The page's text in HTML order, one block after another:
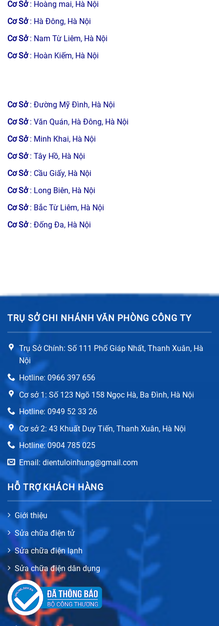
Cơ Sở: Hoàng mai, Hà Nội
Cơ Sở : Hà Đông, Hà Nội
Cơ Sở : Nam Từ Liêm, Hà Nội
Cơ Sở : Hoàn Kiếm, Hà Nội
Cơ Sở : Đường Mỹ Đình, Hà Nội
Cơ Sở : Văn Quán, Hà Đông, Hà Nội
Cơ Sở : Minh Khai, Hà Nội
Cơ Sở : Tây Hồ, Hà Nội
Cơ Sở: Cầu Giấy, Hà Nội
Cơ Sở : Long Biên, Hà Nội
Cơ Sở : Bắc Từ Liêm, Hà Nội
Cơ Sở : Đống Đa, Hà Nội
TRỤ SỞ CHI NHÁNH VĂN PHÒNG CÔNG TY
Trụ Sở Chính: Số 111 Phố Giáp Nhất, Thanh Xuân, Hà
Nội
Hotline: 0966 397 656
Cơ sở 1: Số 123 Ngõ 158 Ngọc Hà, Ba Đình, Hà Nội
Hotline: 0949 52 33 26
Cơ sở 2: 43 Khuất Duy Tiến, Thanh Xuân, Hà Nội
Hotline: 0904 785 025
Email: dientuloinhung@gmail.com
HỖ TRỢ KHÁCH HÀNG
Giới thiệu
Sửa chữa điện tử
Sửa chữa điện lạnh
Sửa chữa điện dân dụng